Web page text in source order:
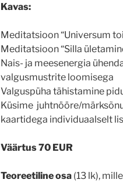
Kavas:
Meditatsioon “Universum
Meditatsioon “Silla
Nais- ja meesenergia
valgusmustrite loomisega
Valguspüha tähistamine
Küsime juhtnööre/
kaartidega individuaalselt
Väärtus70 EUR
Teoreetiline osa (13 lk),